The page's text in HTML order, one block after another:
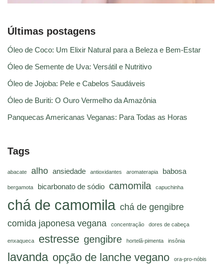
Últimas postagens
Óleo de Coco: Um Elixir Natural para a Beleza e Bem-Estar
Óleo de Semente de Uva: Versátil e Nutritivo
Óleo de Jojoba: Pele e Cabelos Saudáveis
Óleo de Buriti: O Ouro Vermelho da Amazônia
Panquecas Americanas Veganas: Para Todas as Horas
Tags
abacate alho ansiedade antioxidantes aromaterapia babosa
bergamota bicarbonato de sódio camomila capuchinha
chá de camomila chá de gengibre
comida japonesa vegana
concentração dores de cabeça
enxaqueca estresse gengibre hortelã-pimenta insônia
lavanda opção de lanche vegano ora-pro-nóbis